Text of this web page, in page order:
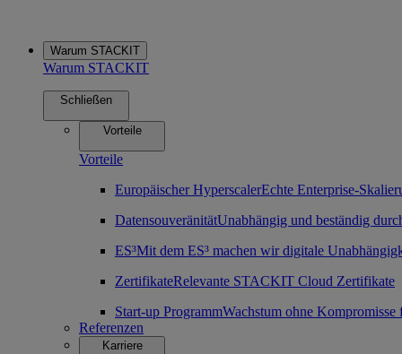
Warum STACKIT
Warum STACKIT
Schließen
Vorteile
Vorteile
Europäischer HyperscalerEchte Enterprise-
DatensouveränitätUnabhängig und beständig
ES³Mit dem ES³ machen wir digitale
ZertifikateRelevante STACKIT Cloud Zertifikate
Start-up ProgrammWachstum ohne
Referenzen
Karriere